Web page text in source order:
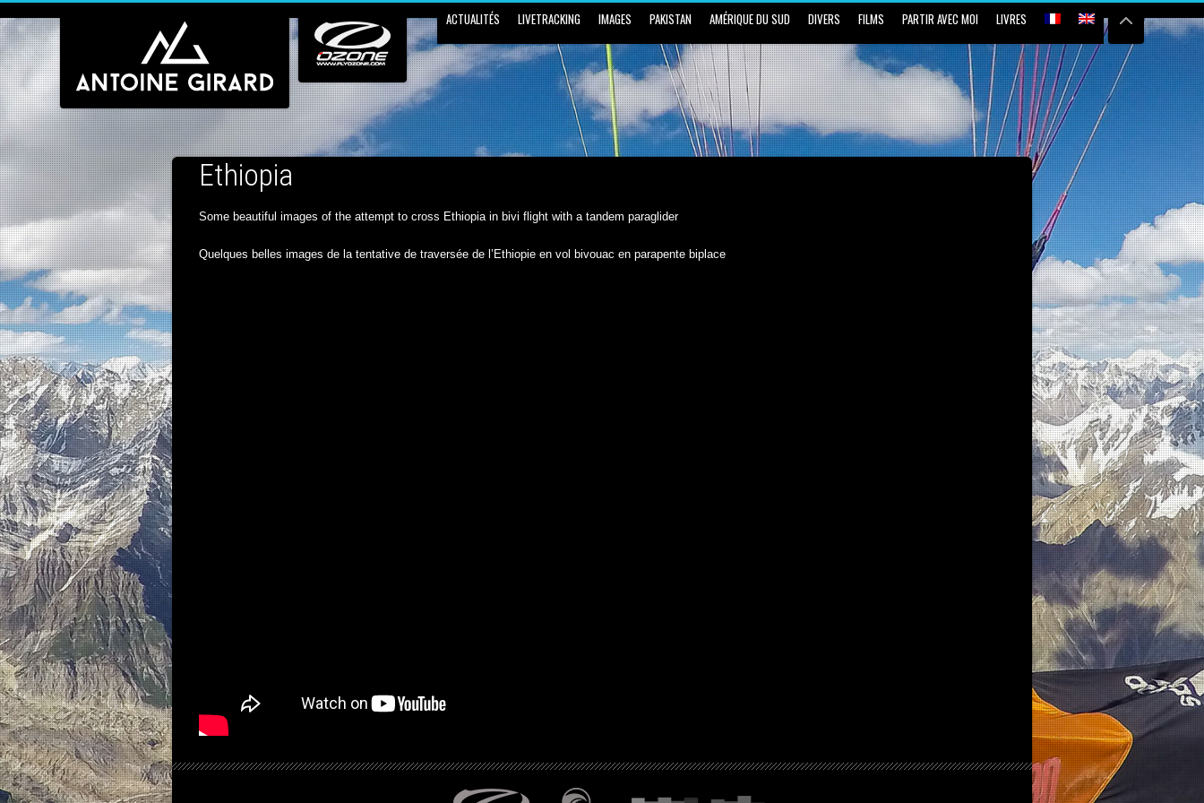
ACTUALITÉS LIVETRACKING IMAGES PAKISTAN AMÉRIQUE DU SUD DIVERS FILMS PARTIR AVEC MOI LIVRES
Ethiopia
Some beautiful images of the attempt to cross Ethiopia in bivi flight with a tandem paraglider
Quelques belles images de la tentative de traversée de l’Ethiopie en vol bivouac en parapente biplace